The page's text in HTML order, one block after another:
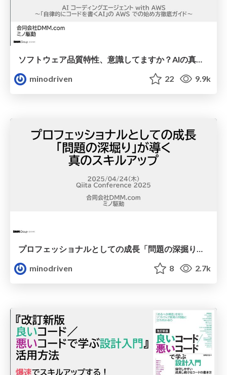
ソフトウェア品質特性、意識してますか？AIの真の力を引き出す活用事例 / ai-and-software-quality
minodriven
22 9.9k
minodriven
8 2.7k